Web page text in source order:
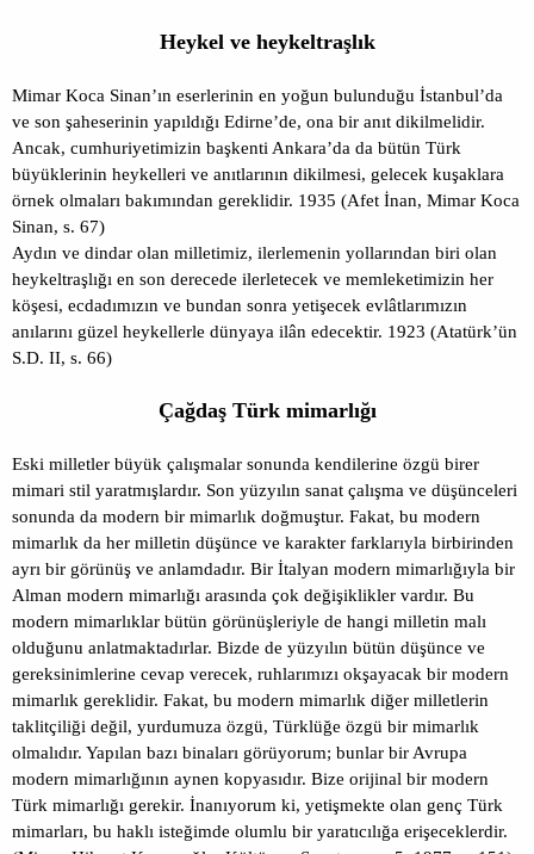
Heykel ve heykeltraşlık
Mimar Koca Sinan’ın eserlerinin en yoğun bulunduğu İstanbul’da
ve son şaheserinin yapıldığı Edirne’de, ona bir anıt dikilmelidir.
Ancak, cumhuriyetimizin başkenti Ankara’da da bütün Türk
büyüklerinin heykelleri ve anıtlarının dikilmesi, gelecek kuşaklara
örnek olmaları bakımından gereklidir. 1935 (Afet İnan, Mimar Koca
Sinan, s. 67)
Aydın ve dindar olan milletimiz, ilerlemenin yollarından biri olan
heykeltraşlığı en son derecede ilerletecek ve memleketimizin her
köşesi, ecdadımızın ve bundan sonra yetişecek evlâtlarımızın
anılarını güzel heykellerle dünyaya ilân edecektir. 1923 (Atatürk’ün
S.D. II, s. 66)
Çağdaş Türk mimarlığı
Eski milletler büyük çalışmalar sonunda kendilerine özgü birer
mimari stil yaratmışlardır. Son yüzyılın sanat çalışma ve düşünceleri
sonunda da modern bir mimarlık doğmuştur. Fakat, bu modern
mimarlık da her milletin düşünce ve karakter farklarıyla birbirinden
ayrı bir görünüş ve anlamdadır. Bir İtalyan modern mimarlığıyla bir
Alman modern mimarlığı arasında çok değişiklikler vardır. Bu
modern mimarlıklar bütün görünüşleriyle de hangi milletin malı
olduğunu anlatmaktadırlar. Bizde de yüzyılın bütün düşünce ve
gereksinimlerine cevap verecek, ruhlarımızı okşayacak bir modern
mimarlık gereklidir. Fakat, bu modern mimarlık diğer milletlerin
taklitçiliği değil, yurdumuza özgü, Türklüğe özgü bir mimarlık
olmalıdır. Yapılan bazı binaları görüyorum; bunlar bir Avrupa
modern mimarlığının aynen kopyasıdır. Bize orijinal bir modern
Türk mimarlığı gerekir. İnanıyorum ki, yetişmekte olan genç Türk
mimarları, bu haklı isteğimde olumlu bir yaratıcılığa erişeceklerdir.